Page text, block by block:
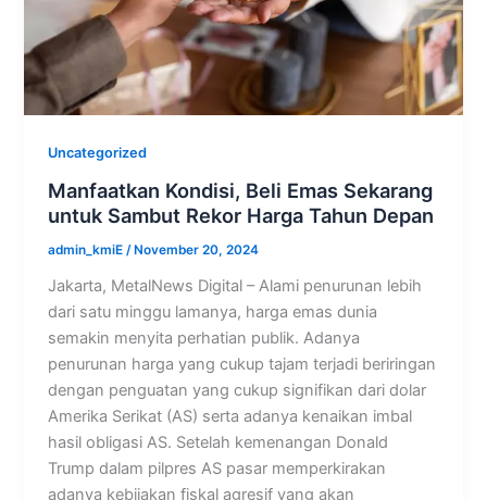
Uncategorized
Manfaatkan Kondisi, Beli Emas Sekarang
untuk Sambut Rekor Harga Tahun Depan
admin_kmiE/ November 20, 2024
Jakarta, MetalNews Digital – Alami penurunan lebih
dari satu minggu lamanya, harga emas dunia
semakin menyita perhatian publik. Adanya
penurunan harga yang cukup tajam terjadi beriringan
dengan penguatan yang cukup signifikan dari dolar
Amerika Serikat (AS) serta adanya kenaikan imbal
hasil obligasi AS. Setelah kemenangan Donald
Trump dalam pilpres AS pasar memperkirakan
adanya kebijakan fiskal agresif yang akan